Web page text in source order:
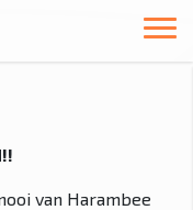
van Harambee